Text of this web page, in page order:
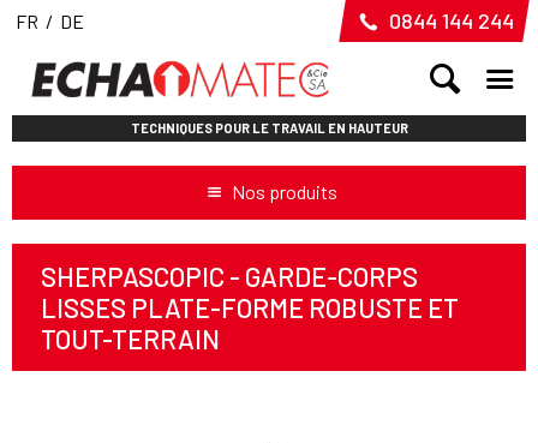
FR / DE 0844 144 244
TECHNIQUES POUR LE TRAVAIL EN HAUTEUR
Nos produits
SHERPASCOPIC - GARDE-CORPS
LISSES PLATE-FORME ROBUSTE ET
TOUT-TERRAIN